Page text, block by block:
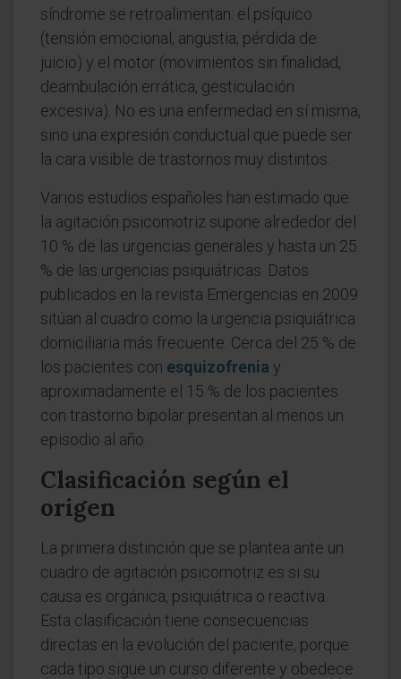
síndrome se retroalimentan: el psíquico
(tensión emocional, angustia, pérdida de
juicio) y el motor (movimientos sin finalidad,
deambulación errática, gesticulación
excesiva). No es una enfermedad en sí misma,
sino una expresión conductual que puede ser
la cara visible de trastornos muy distintos.
Varios estudios españoles han estimado que
la agitación psicomotriz supone alrededor del
10 % de las urgencias generales y hasta un 25
% de las urgencias psiquiátricas. Datos
publicados en la revista Emergencias en 2009
sitúan al cuadro como la urgencia psiquiátrica
domiciliaria más frecuente. Cerca del 25 % de
los pacientes con esquizofrenia y
aproximadamente el 15 % de los pacientes
con trastorno bipolar presentan al menos un
episodio al año.
Clasificación según el
origen
La primera distinción que se plantea ante un
cuadro de agitación psicomotriz es si su
causa es orgánica, psiquiátrica o reactiva.
Esta clasificación tiene consecuencias
directas en la evolución del paciente, porque
cada tipo sigue un curso diferente y obedece